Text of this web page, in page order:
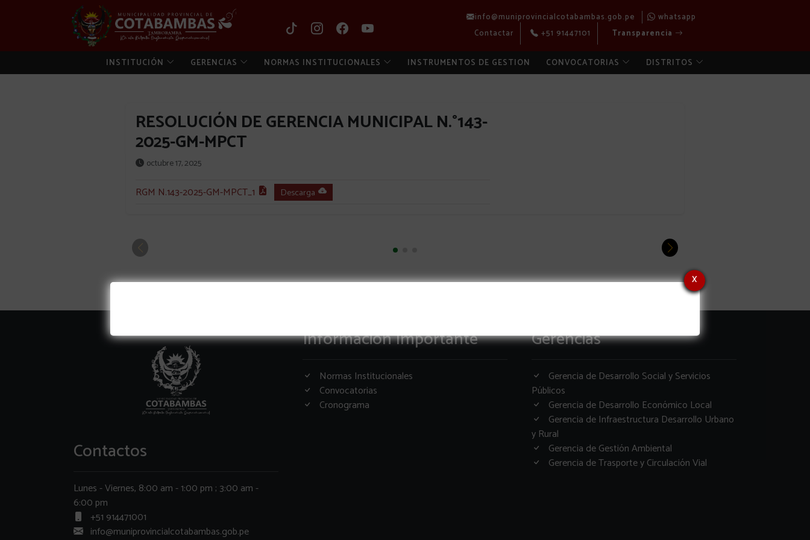
info@muniprovincialcotabambas.gob.pe
whatsapp
Contactar
+51 91447101 Transparencia
INSTITUCIÓN GERENCIAS NORMAS INSTITUCIONALES INSTRUMENTOS DE GESTION CONVOCATORIAS DISTRITOS
RESOLUCIÓN DE GERENCIA MUNICIPAL N.°143-
2025-GM-MPCT
octubre 17, 2025
RGM N.143-2025-GM-MPCT_1 Descarga
x
Contactos
Lunes - Viernes, 8:00 am - 1:00 pm ; 3:00 am -
6:00 pm
+51 914471001
info@muniprovincialcotabambas.gob.pe
Informacion Importante
Normas Institucionales
Convocatorias
Cronograma
Gerencias
Gerencia de Desarrollo Social y Servicios
Públicos
Gerencia de Desarrollo Económico Local
Gerencia de Infraestructura Desarrollo Urbano
y Rural
Gerencia de Gestión Ambiental
Gerencia de Trasporte y Circulación Vial